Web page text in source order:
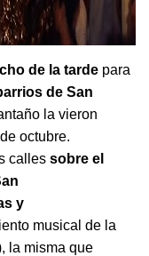
de la tarde para
de San
la vieron
octubre.
calles sobre el
y
musical de la
la misma que